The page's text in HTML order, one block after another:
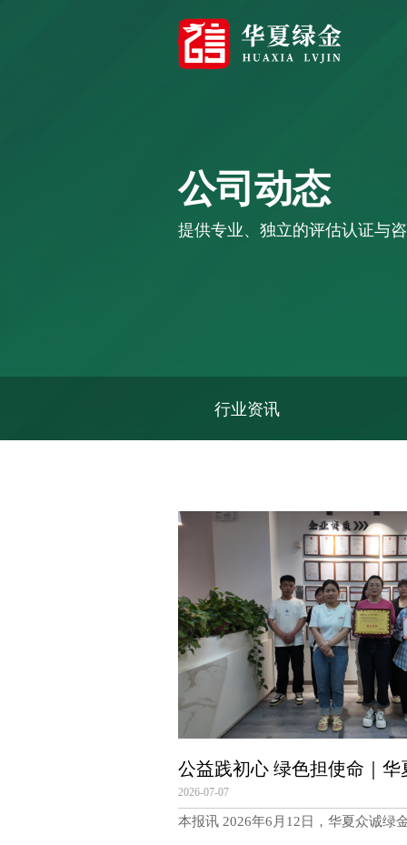
行业资讯
公司动态
提供专业、独立的评估认证与
2026-07-07
本报讯 2026年6月12日，华夏众诚绿